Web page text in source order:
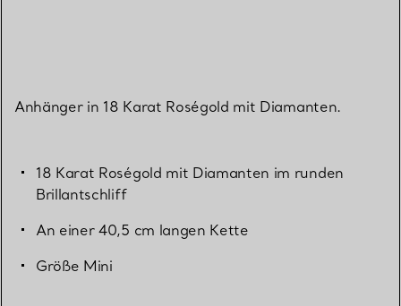
Anhänger in 18 Karat Roségold mit Diamanten.
18 Karat Roségold mit Diamanten im runden
Brillantschliff
An einer 40,5 cm langen Kette
Größe Mini